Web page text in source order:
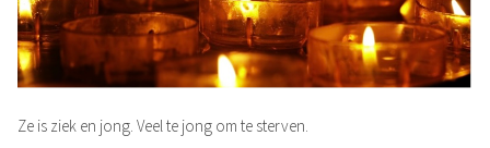
Ze is ziek en jong. Veel te jong om te sterven.